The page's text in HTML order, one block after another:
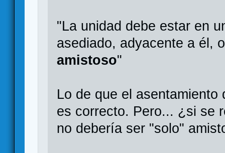
"La unidad debe estar en
asediado, adyacente a él,
amistoso"
Lo de que el
es correcto. Pero... ¿si se
no debería ser "solo"